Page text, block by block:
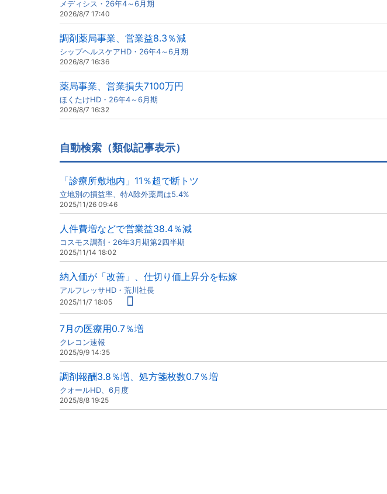
メディシス・26年4～6月期
2026/8/7 17:40
調剤薬局事業、営業益8.3％減
シップヘルスケアHD・26年4～6月期
2026/8/7 16:36
薬局事業、営業損失7100万円
ほくたけHD・26年4～6月期
2026/8/7 16:32
自動検索（類似記事表示）
「診療所敷地内」11％超で断トツ
立地別の損益率、特A除外薬局は5.4%
2025/11/26 09:46
人件費増などで営業益38.4％減
コスモス調剤・26年3月期第2四半期
2025/11/14 18:02
納入価が「改善」、仕切り価上昇分を転嫁
アルフレッサHD・荒川社長
2025/11/7 18:05
7月の医療用0.7％増
クレコン速報
2025/9/9 14:35
調剤報酬3.8％増、処方箋枚数0.7％増
クオールHD、6月度
2025/8/8 19:25